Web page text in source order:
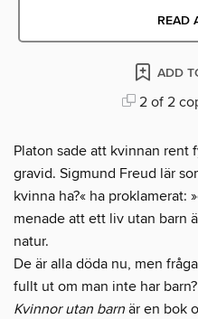
READ
ADD
2 of 2
Platon sade att kvinnan rent
gravid. Sigmund Freud lär
kvinna ha?« ha proklamerat:
menade att ett liv utan barn
natur.
De är alla döda nu, men
fullt ut om man inte har barn?
Kvinnor utan barn är en bok